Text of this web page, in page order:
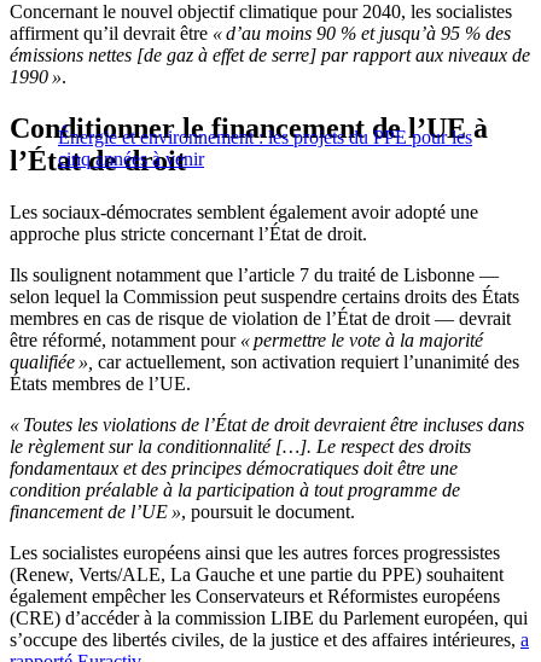
Concernant le nouvel objectif climatique pour 2040, les socialistes
affirment qu’il devrait être « d’au moins 90 % et jusqu’à 95 % des
émissions nettes [de gaz à effet de serre] par rapport aux niveaux de
1990 ».
Énergie et environnement : les projets du PPE pour les
cinq années à venir
Conditionner le financement de l’UE à
l’État de droit
Les sociaux-démocrates semblent également avoir adopté une
approche plus stricte concernant l’État de droit.
Ils soulignent notamment que l’article 7 du traité de Lisbonne —
selon lequel la Commission peut suspendre certains droits des États
membres en cas de risque de violation de l’État de droit — devrait
être réformé, notamment pour « permettre le vote à la majorité
qualifiée », car actuellement, son activation requiert l’unanimité des
États membres de l’UE.
« Toutes les violations de l’État de droit devraient être incluses dans
le règlement sur la conditionnalité […]. Le respect des droits
fondamentaux et des principes démocratiques doit être une
condition préalable à la participation à tout programme de
financement de l’UE », poursuit le document.
Les socialistes européens ainsi que les autres forces progressistes
(Renew, Verts/ALE, La Gauche et une partie du PPE) souhaitent
également empêcher les Conservateurs et Réformistes européens
(CRE) d’accéder à la commission LIBE du Parlement européen, qui
s’occupe des libertés civiles, de la justice et des affaires intérieures, a